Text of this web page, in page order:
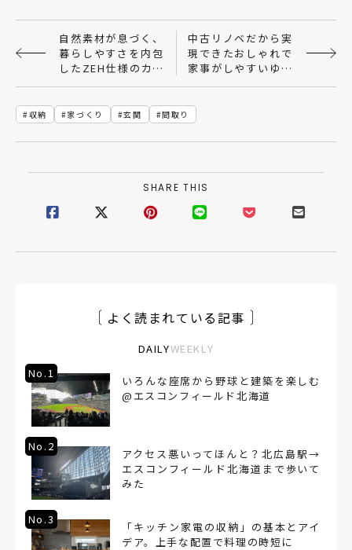
自然素材が息づく、
暮らしやすさを内包
したZEH仕様のカラ
中古リノベだから実
現できたおしゃれで
家事がしやすいゆと
収納 家づくり 玄関 間取り
SHARE THIS
よく読まれている記事
DAILYWEEKLY
No.1
いろんな座席から野球と建築を楽しむ
@エスコンフィールド北海道
No.2
アクセス悪いってほんと？北広島駅→
エスコンフィールド北海道まで歩いて
みた
No.3
「キッチン家電の収納」の基本とアイ
デア。上手な配置で料理の時短に